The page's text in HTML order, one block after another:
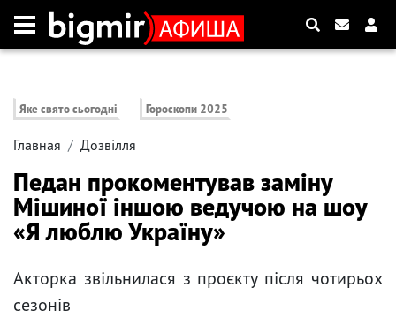
Яке свято сьогодні Гороскопи 2025
Главная Дозвілля
Педан прокоментував заміну
Мішиної іншою ведучою на шоу
«Я люблю Україну»
Акторка звільнилася з проєкту після чотирьох
сезонів